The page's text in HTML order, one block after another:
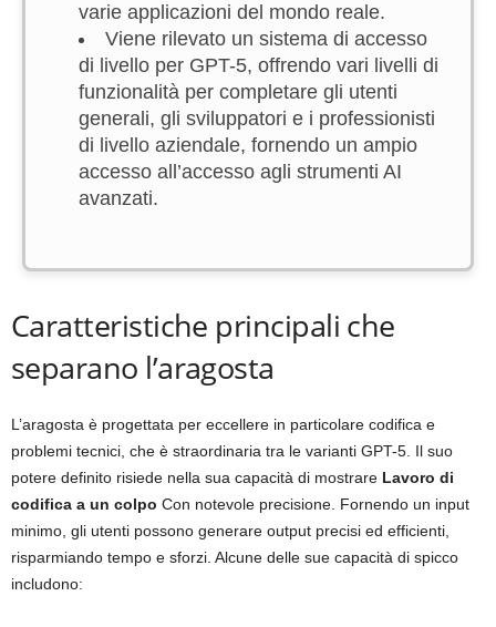
varie applicazioni del mondo reale.
Viene rilevato un sistema di accesso
di livello per GPT-5, offrendo vari livelli di
funzionalità per completare gli utenti
generali, gli sviluppatori e i professionisti
di livello aziendale, fornendo un ampio
accesso all’accesso agli strumenti AI
avanzati.
Caratteristiche principali che
separano l’aragosta
L’aragosta è progettata per eccellere in particolare codifica e
problemi tecnici, che è straordinaria tra le varianti GPT-5. Il suo
potere definito risiede nella sua capacità di mostrare Lavoro di
codifica a un colpo Con notevole precisione. Fornendo un input
minimo, gli utenti possono generare output precisi ed efficienti,
risparmiando tempo e sforzi. Alcune delle sue capacità di spicco
includono: